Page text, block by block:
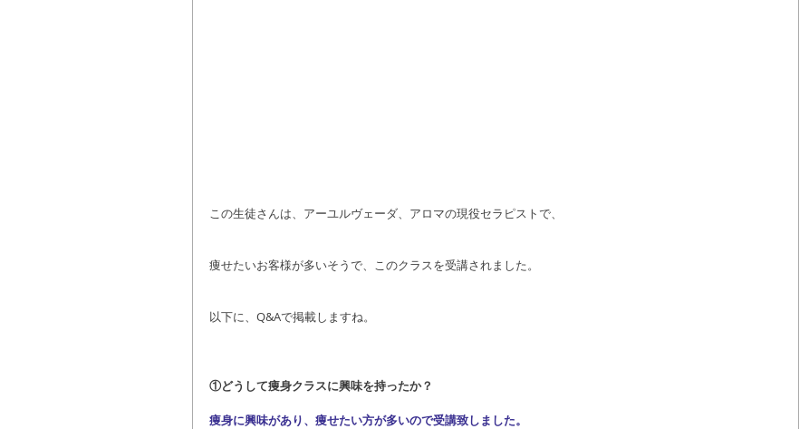
この生徒さんは、アーユルヴェーダ、アロマの現役セラピストで、
痩せたいお客様が多いそうで、このクラスを受講されました。
以下に、Q&Aで掲載しますね。
①どうして痩身クラスに興味を持ったか？
痩身に興味があり、痩せたい方が多いので受講致しました。